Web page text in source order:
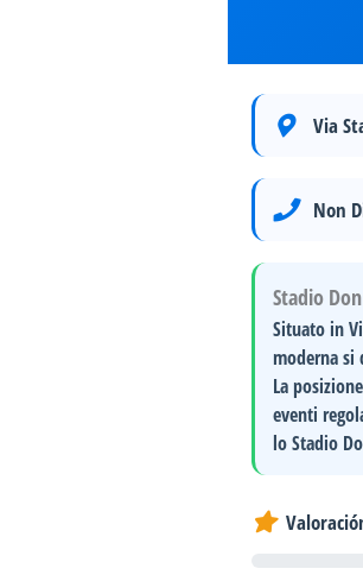
Via
Non
Stadio
Situato in
moderna
La
eventi
lo Stadio